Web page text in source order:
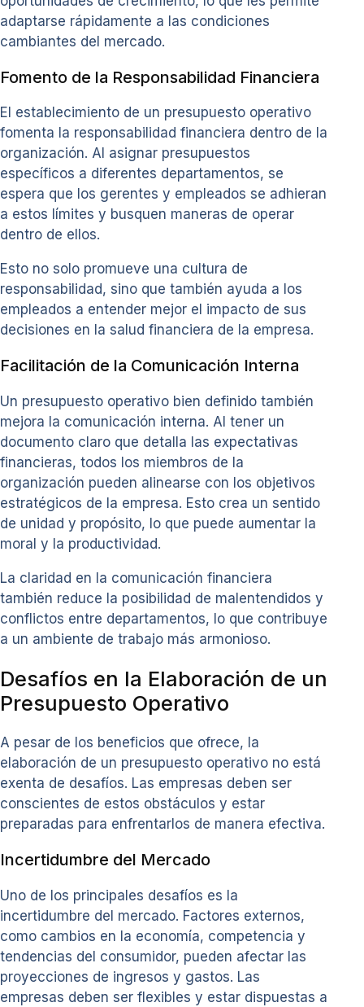
adaptarse rápidamente a las condiciones
cambiantes del mercado.
Fomento de la Responsabilidad Financiera
El establecimiento de un presupuesto operativo
fomenta la responsabilidad financiera dentro de la
organización. Al asignar presupuestos
específicos a diferentes departamentos, se
espera que los gerentes y empleados se adhieran
a estos límites y busquen maneras de operar
dentro de ellos.
Esto no solo promueve una cultura de
responsabilidad, sino que también ayuda a los
empleados a entender mejor el impacto de sus
decisiones en la salud financiera de la empresa.
Facilitación de la Comunicación Interna
Un presupuesto operativo bien definido también
mejora la comunicación interna. Al tener un
documento claro que detalla las expectativas
financieras, todos los miembros de la
organización pueden alinearse con los objetivos
estratégicos de la empresa. Esto crea un sentido
de unidad y propósito, lo que puede aumentar la
moral y la productividad.
La claridad en la comunicación financiera
también reduce la posibilidad de malentendidos y
conflictos entre departamentos, lo que contribuye
a un ambiente de trabajo más armonioso.
Desafíos en la Elaboración de un
Presupuesto Operativo
A pesar de los beneficios que ofrece, la
elaboración de un presupuesto operativo no está
exenta de desafíos. Las empresas deben ser
conscientes de estos obstáculos y estar
preparadas para enfrentarlos de manera efectiva.
Incertidumbre del Mercado
Uno de los principales desafíos es la
incertidumbre del mercado. Factores externos,
como cambios en la economía, competencia y
tendencias del consumidor, pueden afectar las
proyecciones de ingresos y gastos. Las
empresas deben ser flexibles y estar dispuestas a